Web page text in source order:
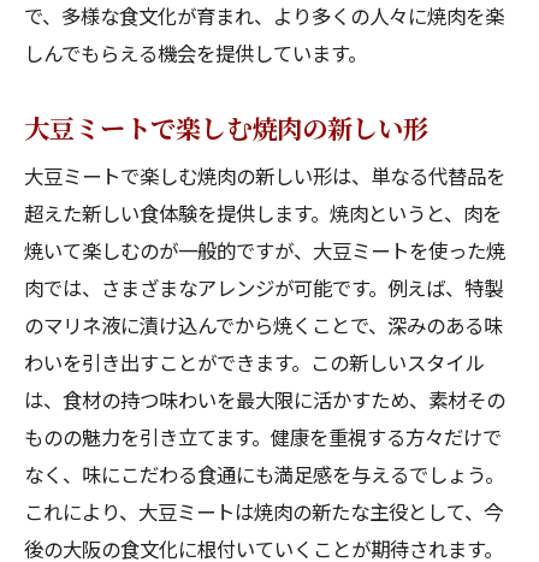
で、多様な食文化が育まれ、より多くの人々に焼肉を楽
しんでもらえる機会を提供しています。
大豆ミートで楽しむ焼肉の新しい形
大豆ミートで楽しむ焼肉の新しい形は、単なる代替品を
超えた新しい食体験を提供します。焼肉というと、肉を
焼いて楽しむのが一般的ですが、大豆ミートを使った焼
肉では、さまざまなアレンジが可能です。例えば、特製
のマリネ液に漬け込んでから焼くことで、深みのある味
わいを引き出すことができます。この新しいスタイル
は、食材の持つ味わいを最大限に活かすため、素材その
ものの魅力を引き立てます。健康を重視する方々だけで
なく、味にこだわる食通にも満足感を与えるでしょう。
これにより、大豆ミートは焼肉の新たな主役として、今
後の大阪の食文化に根付いていくことが期待されます。